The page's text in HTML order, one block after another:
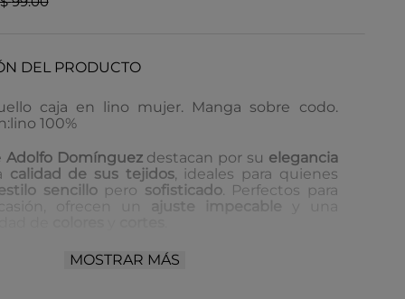
DEL PRODUCTO
caja en lino mujer. Manga sobre codo.
100%
Adolfo Domínguezdestacan por su elegancia
calidad de sus tejidos, ideales para quienes
sencillopero sofisticado. Perfectos para
ofrecen un
ajuste impecable
almacenamiento:MOSTRAR MÁS